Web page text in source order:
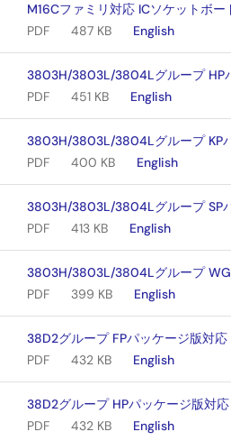
M16Cファミリ対応 ICソケットボ
PDF
487 KB English
3803H/3803L/3804Lグループ HP
PDF
451 KB English
3803H/3803L/3804Lグループ KP
PDF
400 KB English
3803H/3803L/3804Lグループ SP
PDF
413 KB English
3803H/3803L/3804Lグループ WG
PDF
399 KB English
38D2グループ FPパッケージ版対
PDF
432 KB English
38D2グループ HPパッケージ版対
PDF
432 KB English